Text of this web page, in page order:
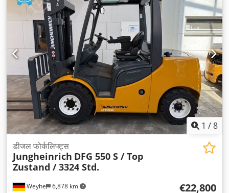
1 /8
Weyhe 6,878 km
डीजल फोर्कलिफ्ट्स
Jungheinrich DFG 550 S / Top
Zustand / 3324 Std.
€22,800